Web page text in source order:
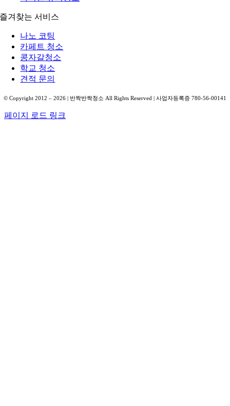
즐겨찾는 서비스
나노 코팅
카페트 청소
콩자갈청소
학교 청소
견적 문의
© Copyright 2012 – 2026 | 반짝반짝청소 All Rights Reserved | 사업자등록증 780-56-00141
페이지 로드 링크